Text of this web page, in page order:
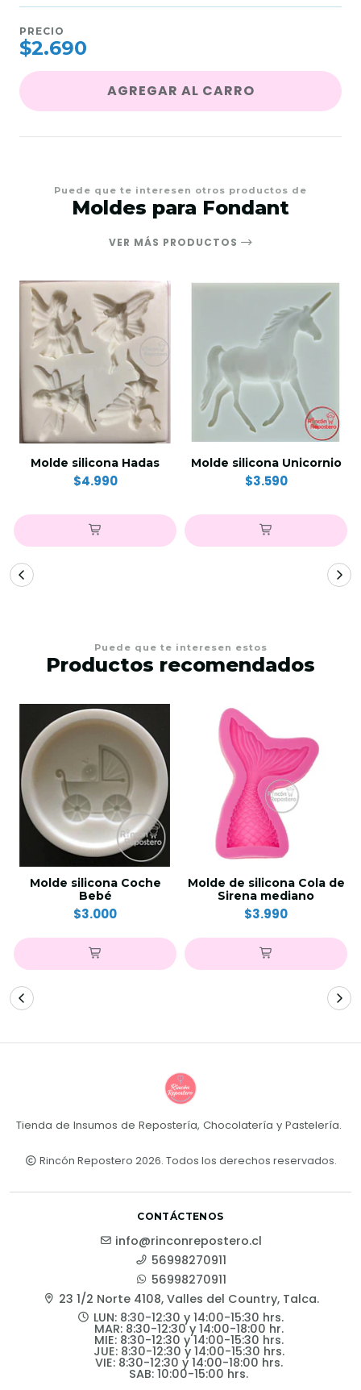
PRECIO
$2.690
AGREGAR AL CARRO
Puede que te interesen otros productos de
Moldes para Fondant
VER MÁS PRODUCTOS
Molde silicona Hadas
$4.990
Molde silicona Unicornio
$3.590
Puede que te interesen estos
Productos recomendados
Molde silicona Coche
Bebé
$3.000
Molde de silicona Cola de
Sirena mediano
$3.990
Tienda de Insumos de Repostería, Chocolatería y Pastelería.
Rincón Repostero 2026. Todos los derechos reservados.
CONTÁCTENOS
info@rinconrepostero.cl
56998270911
56998270911
23 1/2 Norte 4108, Valles del Country, Talca.
LUN: 8:30-12:30 y 14:00-15:30 hrs.
MAR: 8:30-12:30 y 14:00-18:00 hr.
MIE: 8:30-12:30 y 14:00-15:30 hrs.
JUE: 8:30-12:30 y 14:00-15:30 hrs.
VIE: 8:30-12:30 y 14:00-18:00 hrs.
SAB: 10:00-15:00 hrs.